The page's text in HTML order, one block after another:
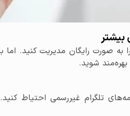
بیشتر
شوید.
تلگرام غیررسمی احتیاط کنید.